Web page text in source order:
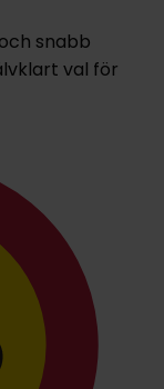
snabb
val för